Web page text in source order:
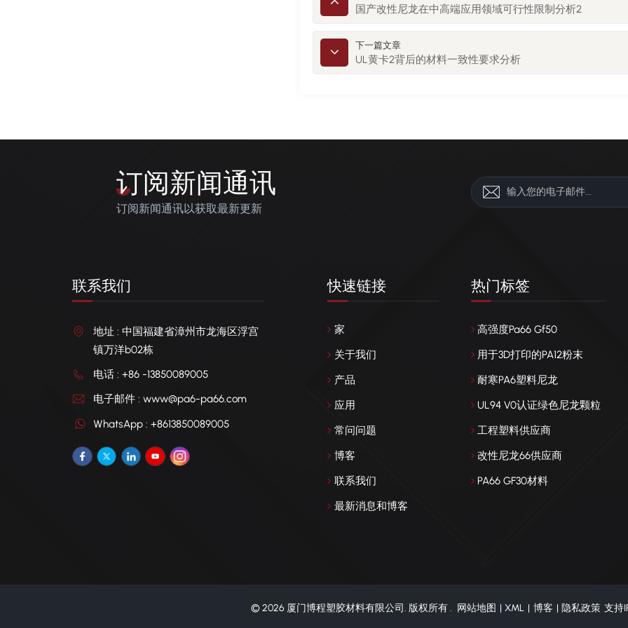
国产改性尼龙在中高端应用领域可行性限制分析2
下一篇文章
UL黄卡2背后的材料一致性要求分析
订阅新闻通讯
订阅新闻通讯以获取最新更新
联系我们
地址 : 中国福建省漳州市龙海区浮宫
镇万洋b02栋
电话 : +86 -13850089005
电子邮件 : www@pa6-pa66.com
WhatsApp : +8613850089005
快速链接
家
关于我们
产品
应用
常问问题
博客
联系我们
最新消息和博客
热门标签
高强度Pa66 Gf50
用于3D打印的PA12粉末
耐寒PA6塑料尼龙
UL94 V0认证绿色尼龙颗粒
工程塑料供应商
改性尼龙66供应商
PA66 GF30材料
© 2026 厦门博程塑胶材料有限公司. 版权所有 . 网站地图 | XML | 博客 | 隐私政策 支持